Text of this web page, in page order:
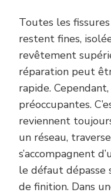
Toutes les
restent fines,
revêtement
réparation peut
rapide.
préoccupantes.
reviennent
un réseau,
s’accompagnent
le défaut dépasse
de finition. Dans